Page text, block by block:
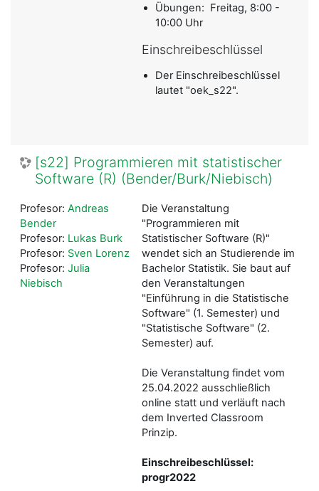
Übungen: Freitag, 8:00 -
10:00 Uhr
Einschreibeschlüssel
Der Einschreibeschlüssel
lautet "oek_s22".
[s22] Programmieren mit statistischer
Software (R) (Bender/Burk/Niebisch)
Die Veranstaltung
"Programmieren mit
Statistischer Software (R)"
wendet sich an Studierende im
Bachelor Statistik. Sie baut auf
den Veranstaltungen
"Einführung in die Statistische
Software" (1. Semester) und
"Statistische Software" (2.
Semester) auf.
Die Veranstaltung findet vom
25.04.2022 ausschließlich
online statt und verläuft nach
dem Inverted Classroom
Prinzip.
Einschreibeschlüssel:
progr2022
Profesor: Andreas
Bender
Profesor: Lukas Burk
Profesor: Sven Lorenz
Profesor: Julia
Niebisch